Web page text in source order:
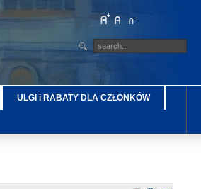
ULGI i RABATY DLA CZŁONKÓW